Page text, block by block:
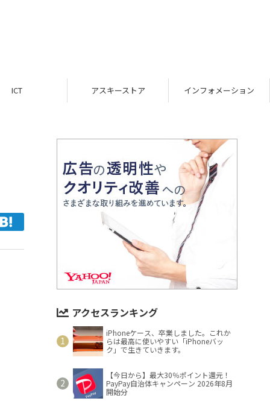
ICT アスキーストア インフォメーション
アクセスランキング
iPhoneケース、卒業しました。これか
らは最高に使いやすい「iPhoneバッ
ク」で生きていきます。
【今日から】最大30％ポイント還元！
PayPay自治体キャンペーン 2026年8月
開始分